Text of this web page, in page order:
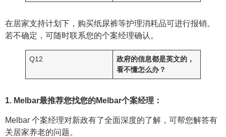
在居家支持计划下，购买纸尿裤等护理消耗品可进行报销。
若不确定，可随时联系您的个案经理确认。
Q12
政府的信息都是英文的，
看不懂怎么办？
1. Melbar最推荐您找您的Melbar个案经理：
Melbar 个案经理对新政有了全面深度的了解，可帮您解答有
关居家养老的问题。